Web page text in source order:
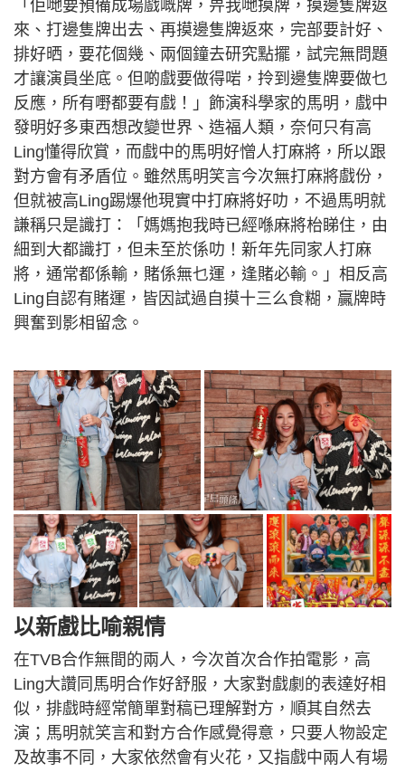
「佢哋要預備成場戲嘅牌，畀我哋摸牌，摸邊隻牌返
來、打邊隻牌出去、再摸邊隻牌返來，完部要計好、
排好晒，要花個幾、兩個鐘去研究點擺，試完無問題
才讓演員坐底。但啲戲要做得啱，拎到邊隻牌要做乜
反應，所有嘢都要有戲！」飾演科學家的馬明，戲中
發明好多東西想改變世界、造福人類，奈何只有高
Ling懂得欣賞，而戲中的馬明好憎人打麻將，所以跟
對方會有矛盾位。雖然馬明笑言今次無打麻將戲份，
但就被高Ling踢爆他現實中打麻將好叻，不過馬明就
謙稱只是識打：「媽媽抱我時已經喺麻將枱睇住，由
細到大都識打，但未至於係叻！新年先同家人打麻
將，通常都係輸，賭係無乜運，逢賭必輸。」相反高
Ling自認有賭運，皆因試過自摸十三么食糊，贏牌時
興奮到影相留念。
以新戲比喻親情
在TVB合作無間的兩人，今次首次合作拍電影，高
Ling大讚同馬明合作好舒服，大家對戲劇的表達好相
似，排戲時經常簡單對稿已理解對方，順其自然去
演；馬明就笑言和對方合作感覺得意，只要人物設定
及故事不同，大家依然會有火花，又指戲中兩人有場